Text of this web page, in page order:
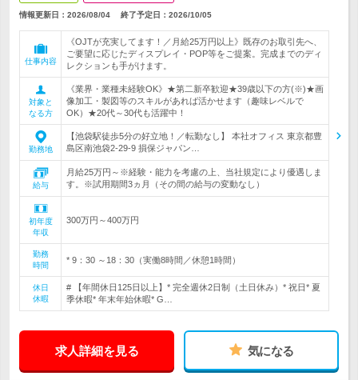
情報更新日：2026/08/04 終了予定日： 2026/10/05
仕事内容
《OJTが充実してます！／月給25万円以上》既存のお取引先へ、
ご要望に応じたディスプレイ・POP等をご提案。完成までのディ
レクションも手がけます。
対象と
なる方
《業界・業種未経験OK》★第二新卒歓迎★39歳以下の方(※)★画
像加工・製図等のスキルがあれば活かせます（趣味レベルで
OK）★20代～30代も活躍中！
勤務地
【池袋駅徒歩5分の好立地！／転勤なし】 本社オフィス 東京都豊
島区南池袋2-29-9 損保ジャパン…
給与
月給25万円～※経験・能力を考慮の上、当社規定により優遇しま
す。※試用期間3ヵ月（その間の給与の変動なし）
初年度
年収
300万円～400万円
勤務
時間
* 9：30 ～18：30（実働8時間／休憩1時間）
休日
休暇
# 【年間休日125日以上】* 完全週休2日制（土日休み）* 祝日* 夏
季休暇* 年末年始休暇* G…
求人詳細を見る 気になる